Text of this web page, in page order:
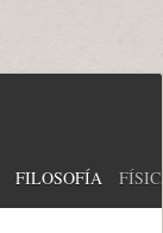
FILOSOFÍA